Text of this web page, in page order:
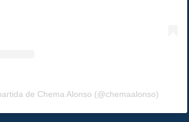
de Chema Alonso (@chemaalonso)